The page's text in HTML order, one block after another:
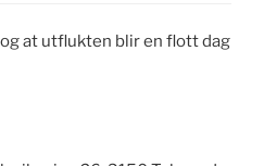
at utflukten blir en flott dag